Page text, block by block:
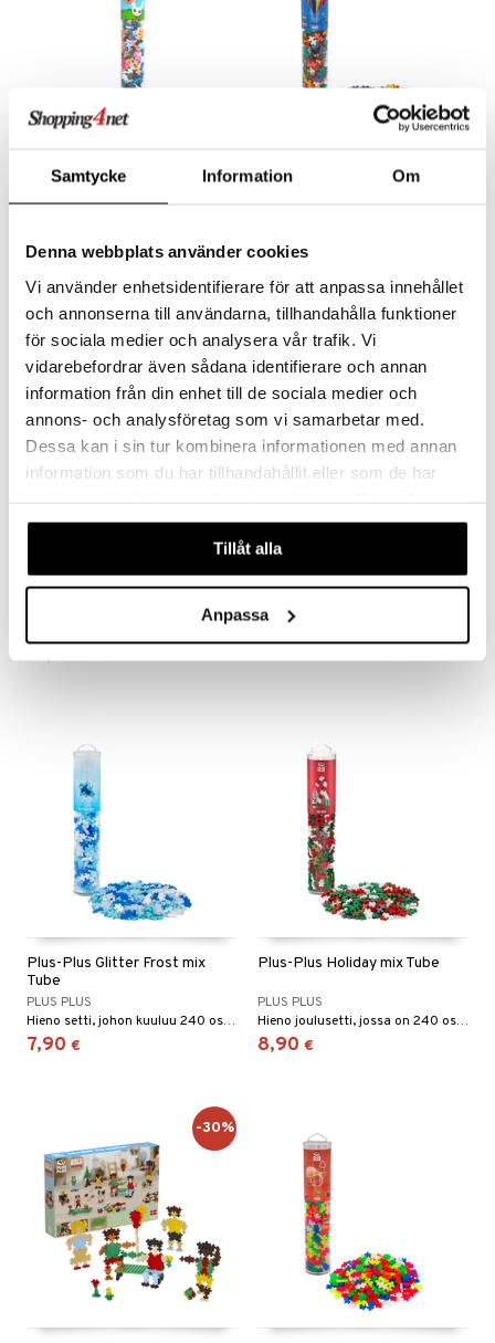
Samtycke Information Om
Denna webbplats använder cookies
Vi använder enhetsidentifierare för att anpassa innehållet
och annonserna till användarna, tillhandahålla funktioner
för sociala medier och analysera vår trafik. Vi
vidarebefordrar även sådana identifierare och annan
information från din enhet till de sociala medier och
annons- och analysföretag som vi samarbetar med.
Dessa kan i sin tur kombinera informationen med annan
information som du har tillhandahållit eller som de har
våra cookies vid fortsatt användande av vår webbplats.
Tillåt alla
Anpassa
Plus-Plus Bamse & Lille
Skutt Putki 240 Osaa
Luo Bamse ja Lille Skutt Plus-Plus-palikoilla.
13,90
Plus-Plus Basic Mix Tube
11,90
Plus-Plus BIG Bloom 100
osaa
19,90
Plus-Plus BIG Breeze 100
Osaa
PLUS PLUS
Plus-Plus Glitter Frost mix
Tube
PLUS PLUS
Hieno setti, johon kuuluu 240 osaa sinisin sävyin.
7,90 €
Plus-Plus Holiday mix Tube
PLUS PLUS
Hieno joulusetti, jossa on 240 osaa punaisin, vihrein, hopeisin ja kullanvärisin sävyin.
8,90 €
-30%